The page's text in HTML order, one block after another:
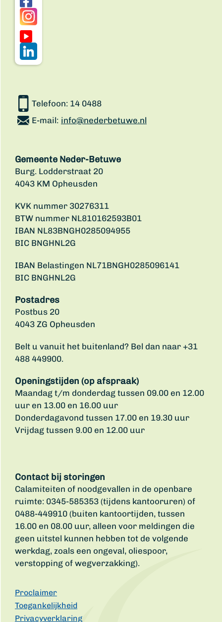
Telefoon: 14 0488
E-mail: info@nederbetuwe.nl
Gemeente Neder-Betuwe
Burg. Lodderstraat 20
4043 KM Opheusden
KVK nummer 30276311
BTW nummer NL810162593B01
IBAN NL83BNGH0285094955
BIC BNGHNL2G
IBAN Belastingen NL71BNGH0285096141
BIC BNGHNL2G
Postadres
Postbus 20
4043 ZG Opheusden
Belt u vanuit het buitenland? Bel dan naar +31
488 449900.
Openingstijden (op afspraak)
Maandag t/m donderdag tussen 09.00 en 12.00
uur en 13.00 en 16.00 uur
Donderdagavond tussen 17.00 en 19.30 uur
Vrijdag tussen 9.00 en 12.00 uur
Contact bij storingen
Calamiteiten of noodgevallen in de openbare
ruimte: 0345-585353 (tijdens kantooruren) of
0488-449910 (buiten kantoortijden, tussen
16.00 en 08.00 uur, alleen voor meldingen die
geen uitstel kunnen hebben tot de volgende
werkdag, zoals een ongeval, oliespoor,
verstopping of wegverzakking).
Proclaimer
Toegankelijkheid
Privacyverklaring